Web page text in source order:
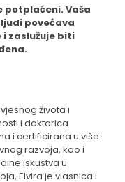
potplaćeni. Vaša
povećava
zaslužuje biti
života i
i doktorica
i certificirana u više
razvoja, kao i
iskustva u
Elvira je vlasnica i